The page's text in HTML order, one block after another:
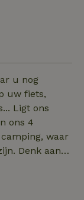
u nog
uw fiets,
waar
Denk aan
afhaalservice,